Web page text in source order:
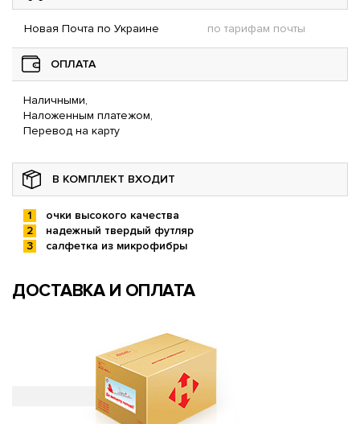
Новая Почта по Украине по тарифам почты
ОПЛАТА
Наличными,
Наложенным платежом,
Перевод на карту
В КОМПЛЕКТ ВХОДИТ
очки высокого качества
надежный твердый футляр
салфетка из микрофибры
ДОСТАВКА И ОПЛАТА